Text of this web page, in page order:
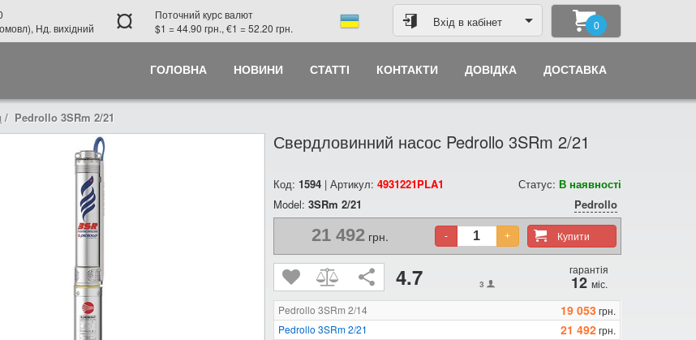
Нд. вихідний
¤
Поточний курс валют
$1 = 44.90 грн., €1 = 52.20 грн.
Вхід в кабінет 0
ГОЛОВНА НОВИНИ СТАТТІ КОНТАКТИ ДОВІДКА ДОСТАВКА
Pedrollo 3SRm 2/21
Свердловинний насос Pedrollo 3SRm 2/21
Код: 1594 | Артикул:4931221PLA1 Статус: В наявності
Model:3SRm 2/21 Pedrollo
21 492грн. Купити
- +
4.7 3
гарантія
12 міс.
Pedrollo 3SRm 2/14
19 053грн.
Pedrollo 3SRm 2/21
21 492грн.